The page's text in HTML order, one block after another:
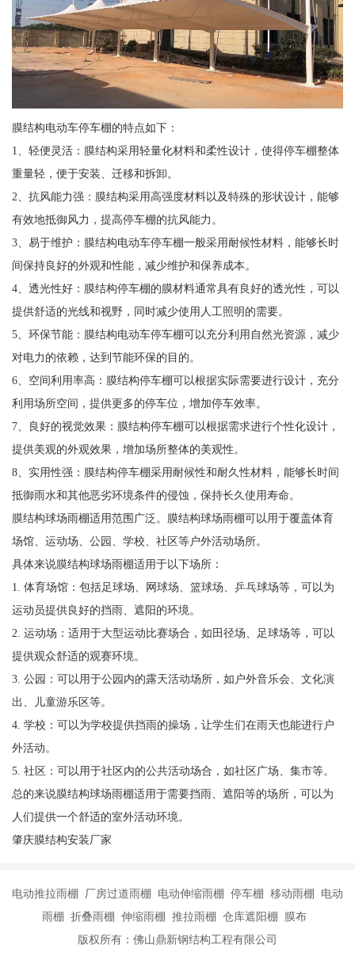
膜结构电动车停车棚的特点如下：
1、轻便灵活：膜结构采用轻量化材料和柔性设计，使得停车棚整体
重量轻，便于安装、迁移和拆卸。
2、抗风能力强：膜结构采用高强度材料以及特殊的形状设计，能够
有效地抵御风力，提高停车棚的抗风能力。
3、易于维护：膜结构电动车停车棚一般采用耐候性材料，能够长时
间保持良好的外观和性能，减少维护和保养成本。
4、透光性好：膜结构停车棚的膜材料通常具有良好的透光性，可以
提供舒适的光线和视野，同时减少使用人工照明的需要。
5、环保节能：膜结构电动车停车棚可以充分利用自然光资源，减少
对电力的依赖，达到节能环保的目的。
6、空间利用率高：膜结构停车棚可以根据实际需要进行设计，充分
利用场所空间，提供更多的停车位，增加停车效率。
7、良好的视觉效果：膜结构停车棚可以根据需求进行个性化设计，
提供美观的外观效果，增加场所整体的美观性。
8、实用性强：膜结构停车棚采用耐候性和耐久性材料，能够长时间
抵御雨水和其他恶劣环境条件的侵蚀，保持长久使用寿命。
膜结构球场雨棚适用范围广泛。膜结构球场雨棚可以用于覆盖体育
场馆、运动场、公园、学校、社区等户外活动场所。
具体来说膜结构球场雨棚适用于以下场所：
1. 体育场馆：包括足球场、网球场、篮球场、乒乓球场等，可以为
运动员提供良好的挡雨、遮阳的环境。
2. 运动场：适用于大型运动比赛场合，如田径场、足球场等，可以
提供观众舒适的观赛环境。
3. 公园：可以用于公园内的露天活动场所，如户外音乐会、文化演
出、儿童游乐区等。
4. 学校：可以为学校提供挡雨的操场，让学生们在雨天也能进行户
外活动。
5. 社区：可以用于社区内的公共活动场合，如社区广场、集市等。
总的来说膜结构球场雨棚适用于需要挡雨、遮阳等的场所，可以为
人们提供一个舒适的室外活动环境。
肇庆膜结构安装厂家
电动推拉雨棚 厂房过道雨棚 电动伸缩雨棚 停车棚 移动雨棚 电动
雨棚 折叠雨棚 伸缩雨棚 推拉雨棚 仓库遮阳棚 膜布
版权所有：佛山鼎新钢结构工程有限公司